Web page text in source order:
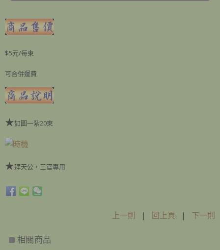
$5元/每束
可合併運費
★如圖一紮20束
★拜天公，三官專用
上一則 | 回上頁 | 下一則
相關商品